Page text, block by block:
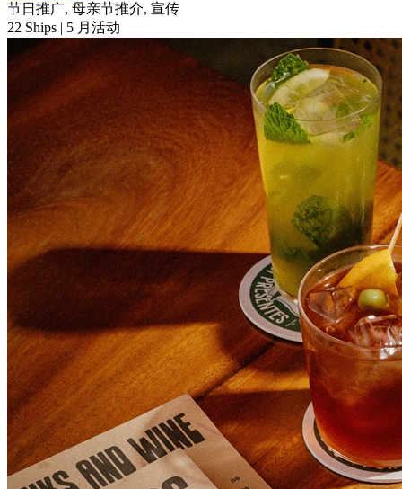
节日推广, 母亲节推介, 宣传
22 Ships | 5 月活动